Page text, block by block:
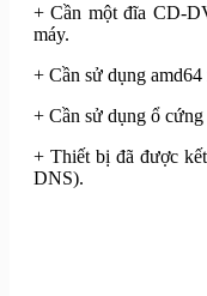
+ Cần một đĩa CD-
máy.
+ Cần sử dụng amd64
+ Cần sử dụng ổ cứng
+ Thiết bị đã được
DNS).